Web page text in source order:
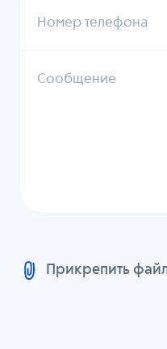
Номер телефона
Сообщение
Прикрепить